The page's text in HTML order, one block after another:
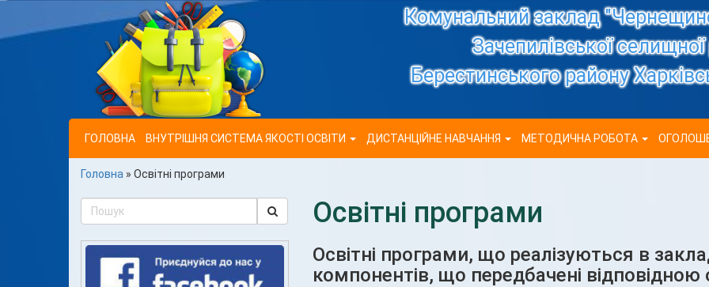
Комунальний заклад
Зачепилівської
Берестинського району
ГОЛОВНА ВНУТРІШНЯ СИСТЕМА ЯКОСТІ ОСВІТИ ДИСТАНЦІЙНЕ НАВЧАННЯ МЕТОДИЧНА РОБОТА
Головна » Освітні програми
Освітні програми
Освітні програми, що реалізуються в
компонентів, що передбачені